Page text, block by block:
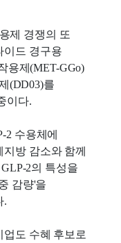
제 경쟁의 또
이드 경구용
용제(MET-GGo)
(DD03)를
이다.
2 수용체에
방 감소와 함께
2의 특성을
감량'을
.
도 수혜 후보로